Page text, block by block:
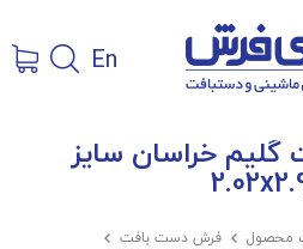
En
خراسان سایز
محصول  فرش دست بافت 